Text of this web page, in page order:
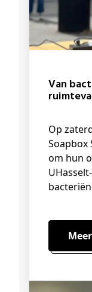
Van bacterie tot brandstof: doctoranda Nora Colson brengt duurzame
Op zaterdag 28 juni stond het Europakruispunt in Brussel opnieuw in het teken van
Soapbox
om hun
Meer